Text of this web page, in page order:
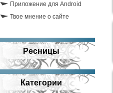
Приложение для Android
Твое мнение о сайте
Ресницы
Категории